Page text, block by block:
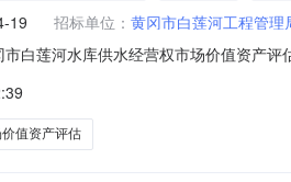
19 招标单位： 黄冈市白莲河工程管理
白莲河水库供水经营权市场价值资产
值资产评估